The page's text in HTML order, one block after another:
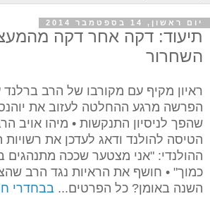
יום ראשון, 14 בספטמבר 2014
תיעוד: דקה אחר דקה
השחרור
ראיון מקיף עם מקורבו של הרב
הפרשה מרגע ההחלטה לעזוב את
שהפך לניסיון התנקשות • מיהו אויב
הטיסה להולנד ודאג לעדכן את
ההולנדי: "אני מצטער שככה מתנהגים
כמוך" • חושף את הראיות נגד הרב
השנה באומן? כל הפרטים... בבחדרי